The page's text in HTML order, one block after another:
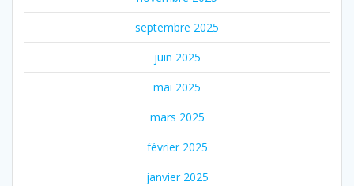
septembre 2025
juin 2025
mai 2025
mars 2025
février 2025
janvier 2025